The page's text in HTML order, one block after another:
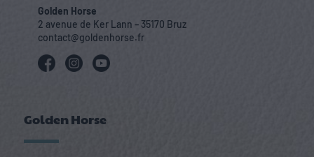
Golden Horse
2 avenue de Ker Lann – 35170 Bruz
contact@goldenhorse.fr
Golden Horse